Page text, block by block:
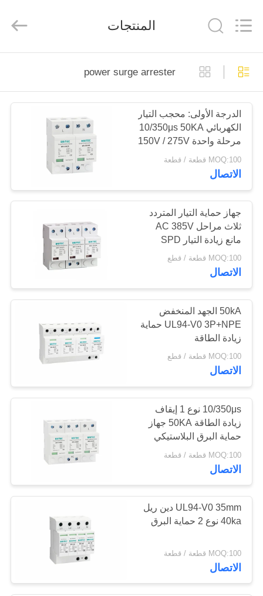
منزل
المنتجات
حول
جولة
المعمل
ضبط
الجودة
اتصل
أخبار
جميع
القضايا
VR
SHOW
الموقع
Co.,
Ltd..
المنتجات
power surge arrester
الدرجة الأولى: محجب التيار
الكهربائي 10/350μs 50KA
مرحلة واحدة 150V / 275V
/ 320V
MOQ:100 قطعة / قطعة
الاتصال
جهاز حماية التيار المتردد
ثلاث مراحل AC 385V
مانع زيادة التيار SPD
25KA
MOQ:100 قطعة / قطع
الاتصال
50kA الجهد المنخفض
UL94-V0 3P+NPE حماية
زيادة الطاقة
MOQ:100 قطعة / قطع
الاتصال
10/350μs نوع 1 إيقاف
زيادة الطاقة 50KA جهاز
حماية البرق البلاستيكي
MOQ:100 قطعة / قطعة
الاتصال
UL94-V0 35mm دين ريل
40ka نوع 2 حماية البرق
MOQ:100 قطعة / قطعة
الاتصال